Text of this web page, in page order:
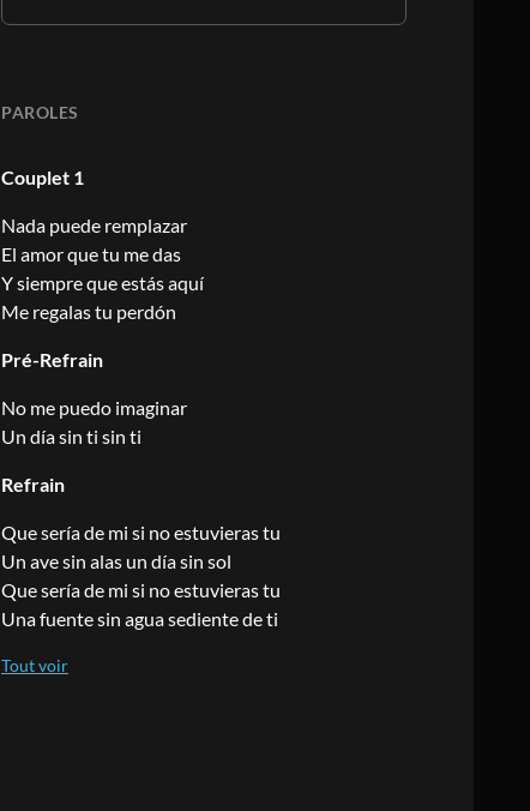
PAROLES
Couplet 1
Nada puede remplazar
El amor que tu me das
Y siempre que estás aquí
Me regalas tu perdón
Pré-Refrain
No me puedo imaginar
Un día sin ti sin ti
Refrain
Que sería de mi si no estuvieras tu
Un ave sin alas un día sin sol
Que sería de mi si no estuvieras tu
Una fuente sin agua sediente de ti